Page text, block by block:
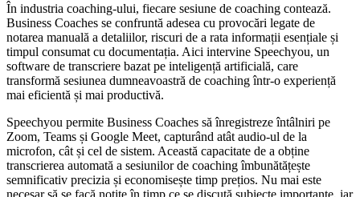
În industria coaching-ului, fiecare sesiune de coaching contează.
Business Coaches se confruntă adesea cu provocări legate de
notarea manuală a detaliilor, riscuri de a rata informații esențiale și
timpul consumat cu documentația. Aici intervine Speechyou, un
software de transcriere bazat pe inteligență artificială, care
transformă sesiunea dumneavoastră de coaching într-o experiență
mai eficientă și mai productivă.
Speechyou permite Business Coaches să înregistreze întâlniri pe
Zoom, Teams și Google Meet, capturând atât audio-ul de la
microfon, cât și cel de sistem. Această capacitate de a obține
transcrierea automată a sesiunilor de coaching îmbunătățește
semnificativ precizia și economisește timp prețios. Nu mai este
necesar să se facă notițe în timp ce se discută subiecte importante, iar